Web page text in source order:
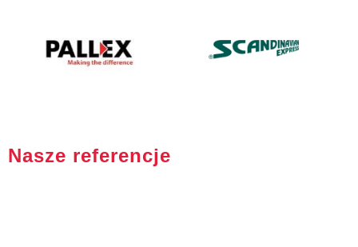
Nasze referencje